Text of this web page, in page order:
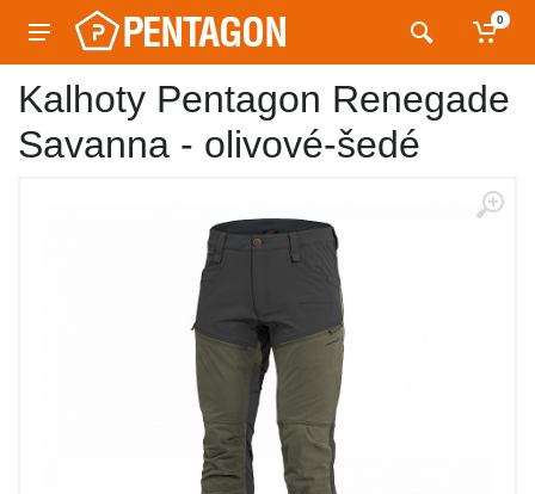
0
Kalhoty Pentagon Renegade
Savanna - olivové-šedé